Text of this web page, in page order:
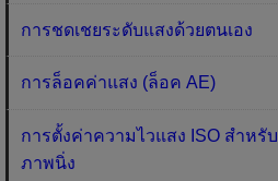
การชดเชยระดับแสงด้วยตนเอง
การล็อคค่าแสง (ล็อค AE)
การตั้งค่าความไวแสง ISO สำหรับ
ภาพนิ่ง